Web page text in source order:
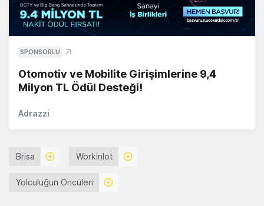
SPONSORLU
Otomotiv ve Mobilite Girişimlerine 9,4
Milyon TL Ödül Desteği!
Adrazzi
Brisa Workinlot
Yolculuğun Öncüleri